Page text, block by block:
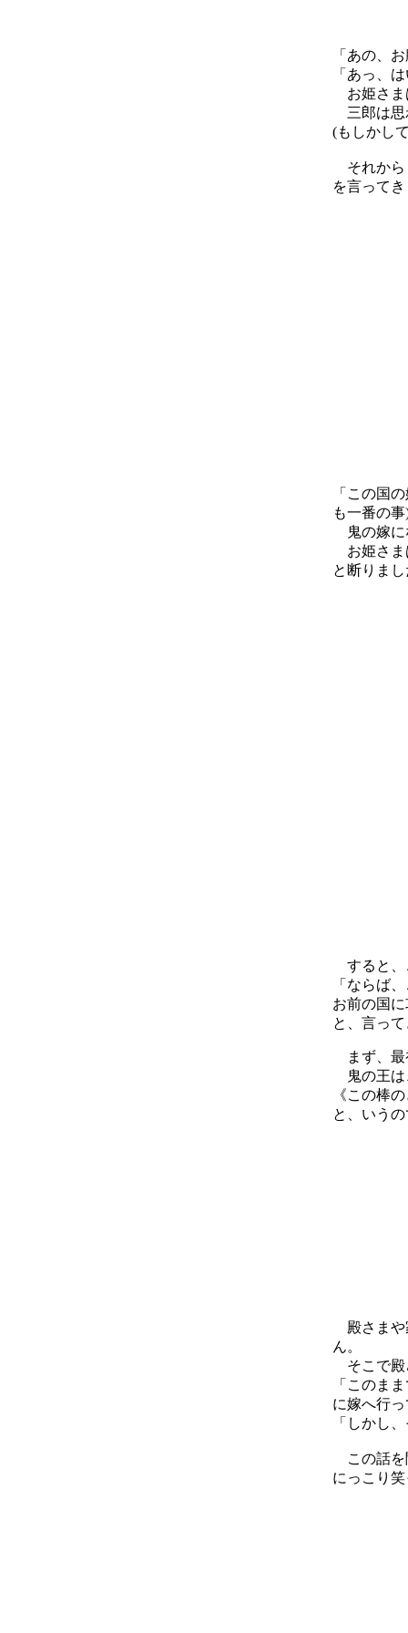
「あの、
「あっ、
お姫さま
三郎は思
(もしかし
それから
を言って
「この国
も一番の
鬼の嫁に
お姫さま
と断りま
すると、
「ならば
お前の国
と、言っ
まず、最
鬼の王は
《この棒
と、いう
殿さまや
ん。
そこで殿
「このま
に嫁へ行
「しかし
この話を
にっこり